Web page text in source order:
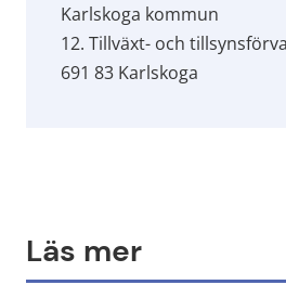
Karlskoga kommun
12. Tillväxt- och
691 83 Karlskoga
Läs mer